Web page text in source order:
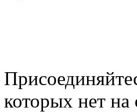
которых нет на